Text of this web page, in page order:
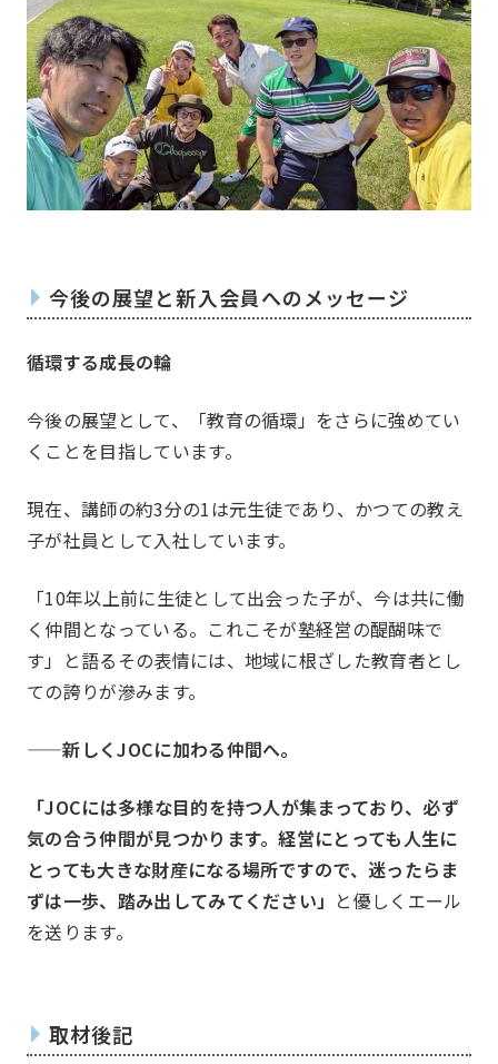
お問い合わせ
今後の展望と新入会員へのメッセージ
循環する成長の輪
今後の展望として、「教育の循環」をさらに強めてい
くことを目指しています。
現在、講師の約3分の1は元生徒であり、かつての教え
子が社員として入社しています。
「10年以上前に生徒として出会った子が、今は共に働
く仲間となっている。これこそが塾経営の醍醐味で
す」と語るその表情には、地域に根ざした教育者とし
ての誇りが滲みます。
——新しくJOCに加わる仲間へ。
「JOCには多様な目的を持つ人が集まっており、必ず
気の合う仲間が見つかります。経営にとっても人生に
とっても大きな財産になる場所ですので、迷ったらま
ずは一歩、踏み出してみてください」 と優しくエール
を送ります。
取材後記